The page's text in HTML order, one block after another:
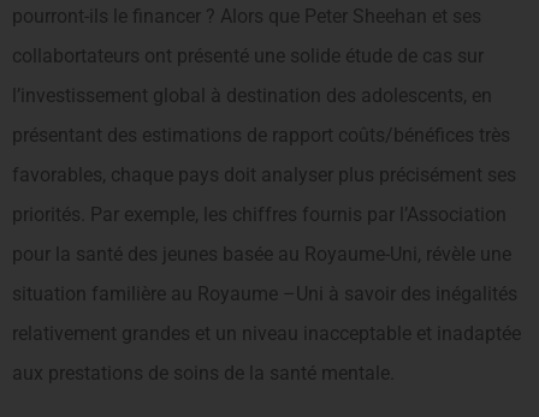
pourront-ils le financer ? Alors que Peter Sheehan et ses
collabortateurs ont présenté une solide étude de cas sur
l’investissement global à destination des adolescents, en
présentant des estimations de rapport coûts/bénéfices très
favorables, chaque pays doit analyser plus précisément ses
priorités. Par exemple, les chiffres fournis par l’Association
pour la santé des jeunes basée au Royaume-Uni, révèle une
situation familière au Royaume –Uni à savoir des inégalités
relativement grandes et un niveau inacceptable et inadaptée
aux prestations de soins de la santé mentale.